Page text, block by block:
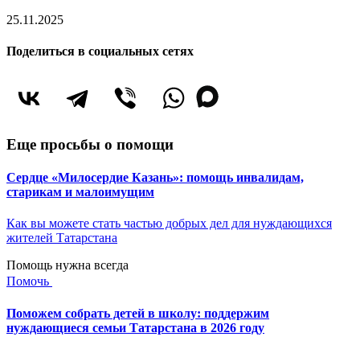
25.11.2025
Поделиться в социальных сетях
Еще просьбы о помощи
Сердце «Милосердие Казань»: помощь инвалидам,
старикам и малоимущим
Как вы можете стать частью добрых дел для нуждающихся
жителей Татарстана
Помощь нужна всегда
Помочь
Поможем собрать детей в школу: поддержим
нуждающиеся семьи Татарстана в 2026 году